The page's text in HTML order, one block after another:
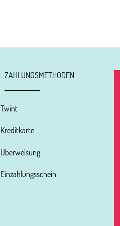
ZAHLUNGSMETHODEN
Twint
Kreditkarte
Überweisung
Einzahlungsschein